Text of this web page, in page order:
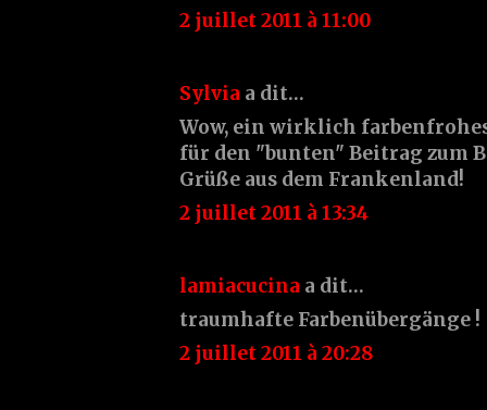
2 juillet 2011 à 11:00
Sylvia a dit…
Wow, ein wirklich
für den "bunten" Beitrag zum
Grüße aus dem Frankenland!
2 juillet 2011 à 13:34
lamiacucina a dit…
traumhafte Farbenübergänge !
2 juillet 2011 à 20:28